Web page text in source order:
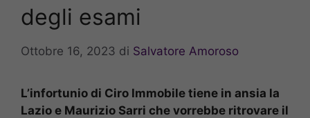
degli esami
Ottobre 16, 2023 di Salvatore Amoroso
L’infortunio di Ciro Immobile tiene in ansia la
Lazio e Maurizio Sarri che vorrebbe ritrovare il